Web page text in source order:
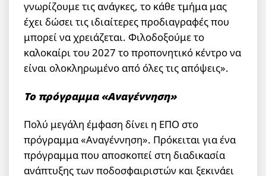
γνωρίζουμε τις ανάγκες, το κάθε τμήμα μας
έχει δώσει τις ιδιαίτερες προδιαγραφές που
μπορεί να χρειάζεται. Φιλοδοξούμε το
καλοκαίρι του 2027 το προπονητικό κέντρο να
είναι ολοκληρωμένο από όλες τις απόψεις».
Το πρόγραμμα «Αναγέννηση»
Πολύ μεγάλη έμφαση δίνει η ΕΠΟ στο
πρόγραμμα «Αναγέννηση». Πρόκειται για ένα
πρόγραμμα που αποσκοπεί στη διαδικασία
ανάπτυξης των ποδοσφαιριστών και ξεκινάει